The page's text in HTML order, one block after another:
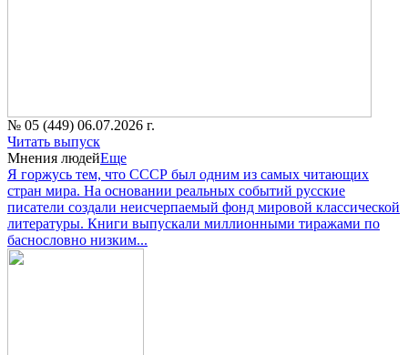
№ 05 (449) 06.07.2026 г.
Читать выпуск
Мнения людейЕще
Я горжусь тем, что СССР был одним из самых читающих
стран мира. На основании реальных событий русские
писатели создали неисчерпаемый фонд мировой классической
литературы. Книги выпускали миллионными тиражами по
баснословно низким...